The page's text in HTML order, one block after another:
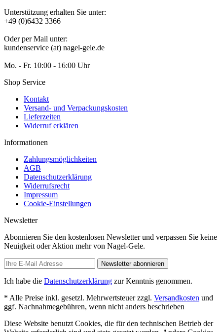
Unterstützung erhalten Sie unter:
+49 (0)6432 3366
Oder per Mail unter:
kundenservice (at) nagel-gele.de
Mo. - Fr. 10:00 - 16:00 Uhr
Shop Service
Kontakt
Versand- und Verpackungskosten
Lieferzeiten
Widerruf erklären
Informationen
Zahlungsmöglichkeiten
AGB
Datenschutzerklärung
Widerrufsrecht
Impressum
Cookie-Einstellungen
Newsletter
Abonnieren Sie den kostenlosen Newsletter und verpassen Sie keine
Neuigkeit oder Aktion mehr von Nagel-Gele.
Newsletter abonnieren
Ich habe die Datenschutzerklärung zur Kenntnis genommen.
* Alle Preise inkl. gesetzl. Mehrwertsteuer zzgl. Versandkosten und
ggf. Nachnahmegebühren, wenn nicht anders beschrieben
Diese Website benutzt Cookies, die für den technischen Betrieb der